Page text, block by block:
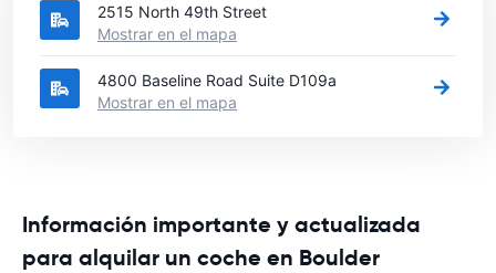
2515 North 49th Street
Mostrar en el mapa
4800 Baseline Road Suite D109a
Mostrar en el mapa
Información importante y actualizada
para alquilar un coche en Boulder